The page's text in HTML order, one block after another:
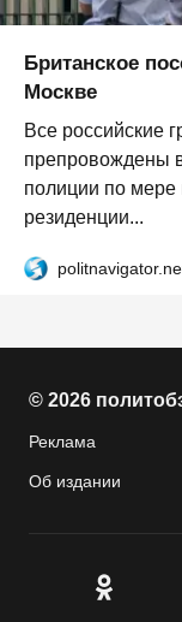
Британское
Москве
Все российские
препровождены
полиции по мере
резиденции...
© 2026
Реклама
Об издании